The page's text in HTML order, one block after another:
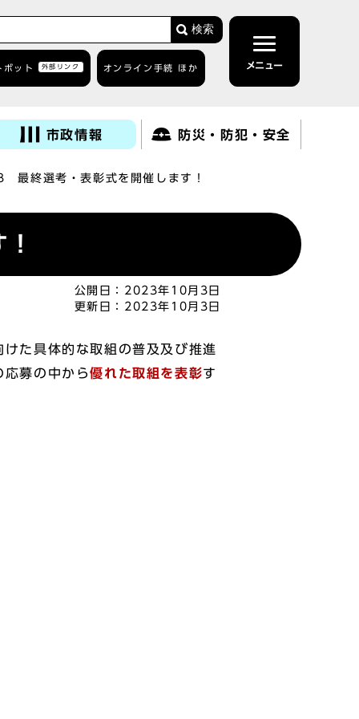
検索
ボット 外部リンク オンライン手続 ほか メニュー
市政情報 防災・防犯・安全
最終選考・表彰式を開催します！
公開日： 2023年10月3日
更新日： 2023年10月3日
た具体的な取組の普及及び推進
応募の中から優れた取組を表彰す